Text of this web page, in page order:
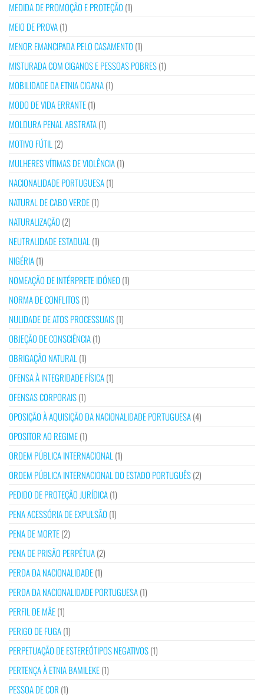
MEDIDA DE PROMOÇÃO E PROTEÇÃO (1)
MEIO DE PROVA(1)
MENOR EMANCIPADA PELO CASAMENTO (1)
MISTURADA COM CIGANOS E PESSOAS POBRES(1)
MOBILIDADE DA ETNIA CIGANA(1)
MODO DE VIDA ERRANTE(1)
MOLDURA PENAL ABSTRATA(1)
MOTIVO FÚTIL (2)
MULHERES VÍTIMAS DE VIOLÊNCIA(1)
NACIONALIDADE PORTUGUESA(1)
NATURAL DE CABO VERDE(1)
NATURALIZAÇÃO (2)
NEUTRALIDADE ESTADUAL (1)
NIGÉRIA(1)
NOMEAÇÃO DE INTÉRPRETE IDÓNEO (1)
NORMA DE CONFLITOS(1)
NULIDADE DE ATOS PROCESSUAIS(1)
OBJEÇÃO DE CONSCIÊNCIA(1)
OBRIGAÇÃO NATURAL (1)
OFENSA À INTEGRIDADE FÍSICA(1)
OFENSAS CORPORAIS(1)
OPOSIÇÃO À AQUISIÇÃO DA NACIONALIDADE PORTUGUESA(4)
OPOSITOR AO REGIME(1)
ORDEM PÚBLICA INTERNACIONAL (1)
ORDEM PÚBLICA INTERNACIONAL DO ESTADO PORTUGUÊS(2)
PEDIDO DE PROTEÇÃO JURÍDICA(1)
PENA ACESSÓRIA DE EXPULSÃO (1)
PENA DE MORTE(2)
PENA DE PRISÃO PERPÉTUA(2)
PERDA DA NACIONALIDADE(1)
PERDA DA NACIONALIDADE PORTUGUESA(1)
PERFIL DE MÃE(1)
PERIGO DE FUGA(1)
PERPETUAÇÃO DE ESTEREÓTIPOS NEGATIVOS(1)
PERTENÇA À ETNIA BAMILEKE(1)
PESSOA DE COR (1)